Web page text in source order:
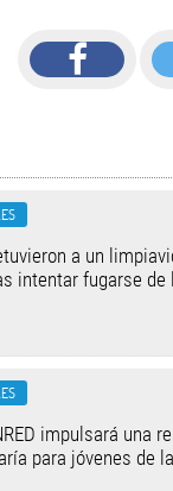
a un
intentar fugarse de
impulsará una
para jóvenes de